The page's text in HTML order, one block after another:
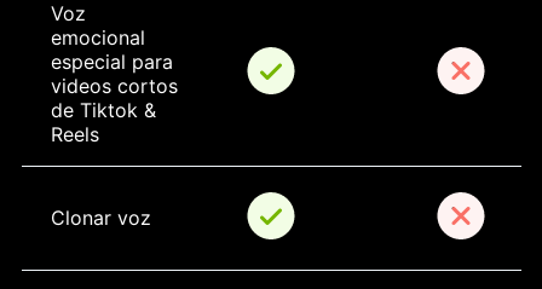
Voz
emocional
especial para
videos cortos
de Tiktok &
Reels
Clonar voz